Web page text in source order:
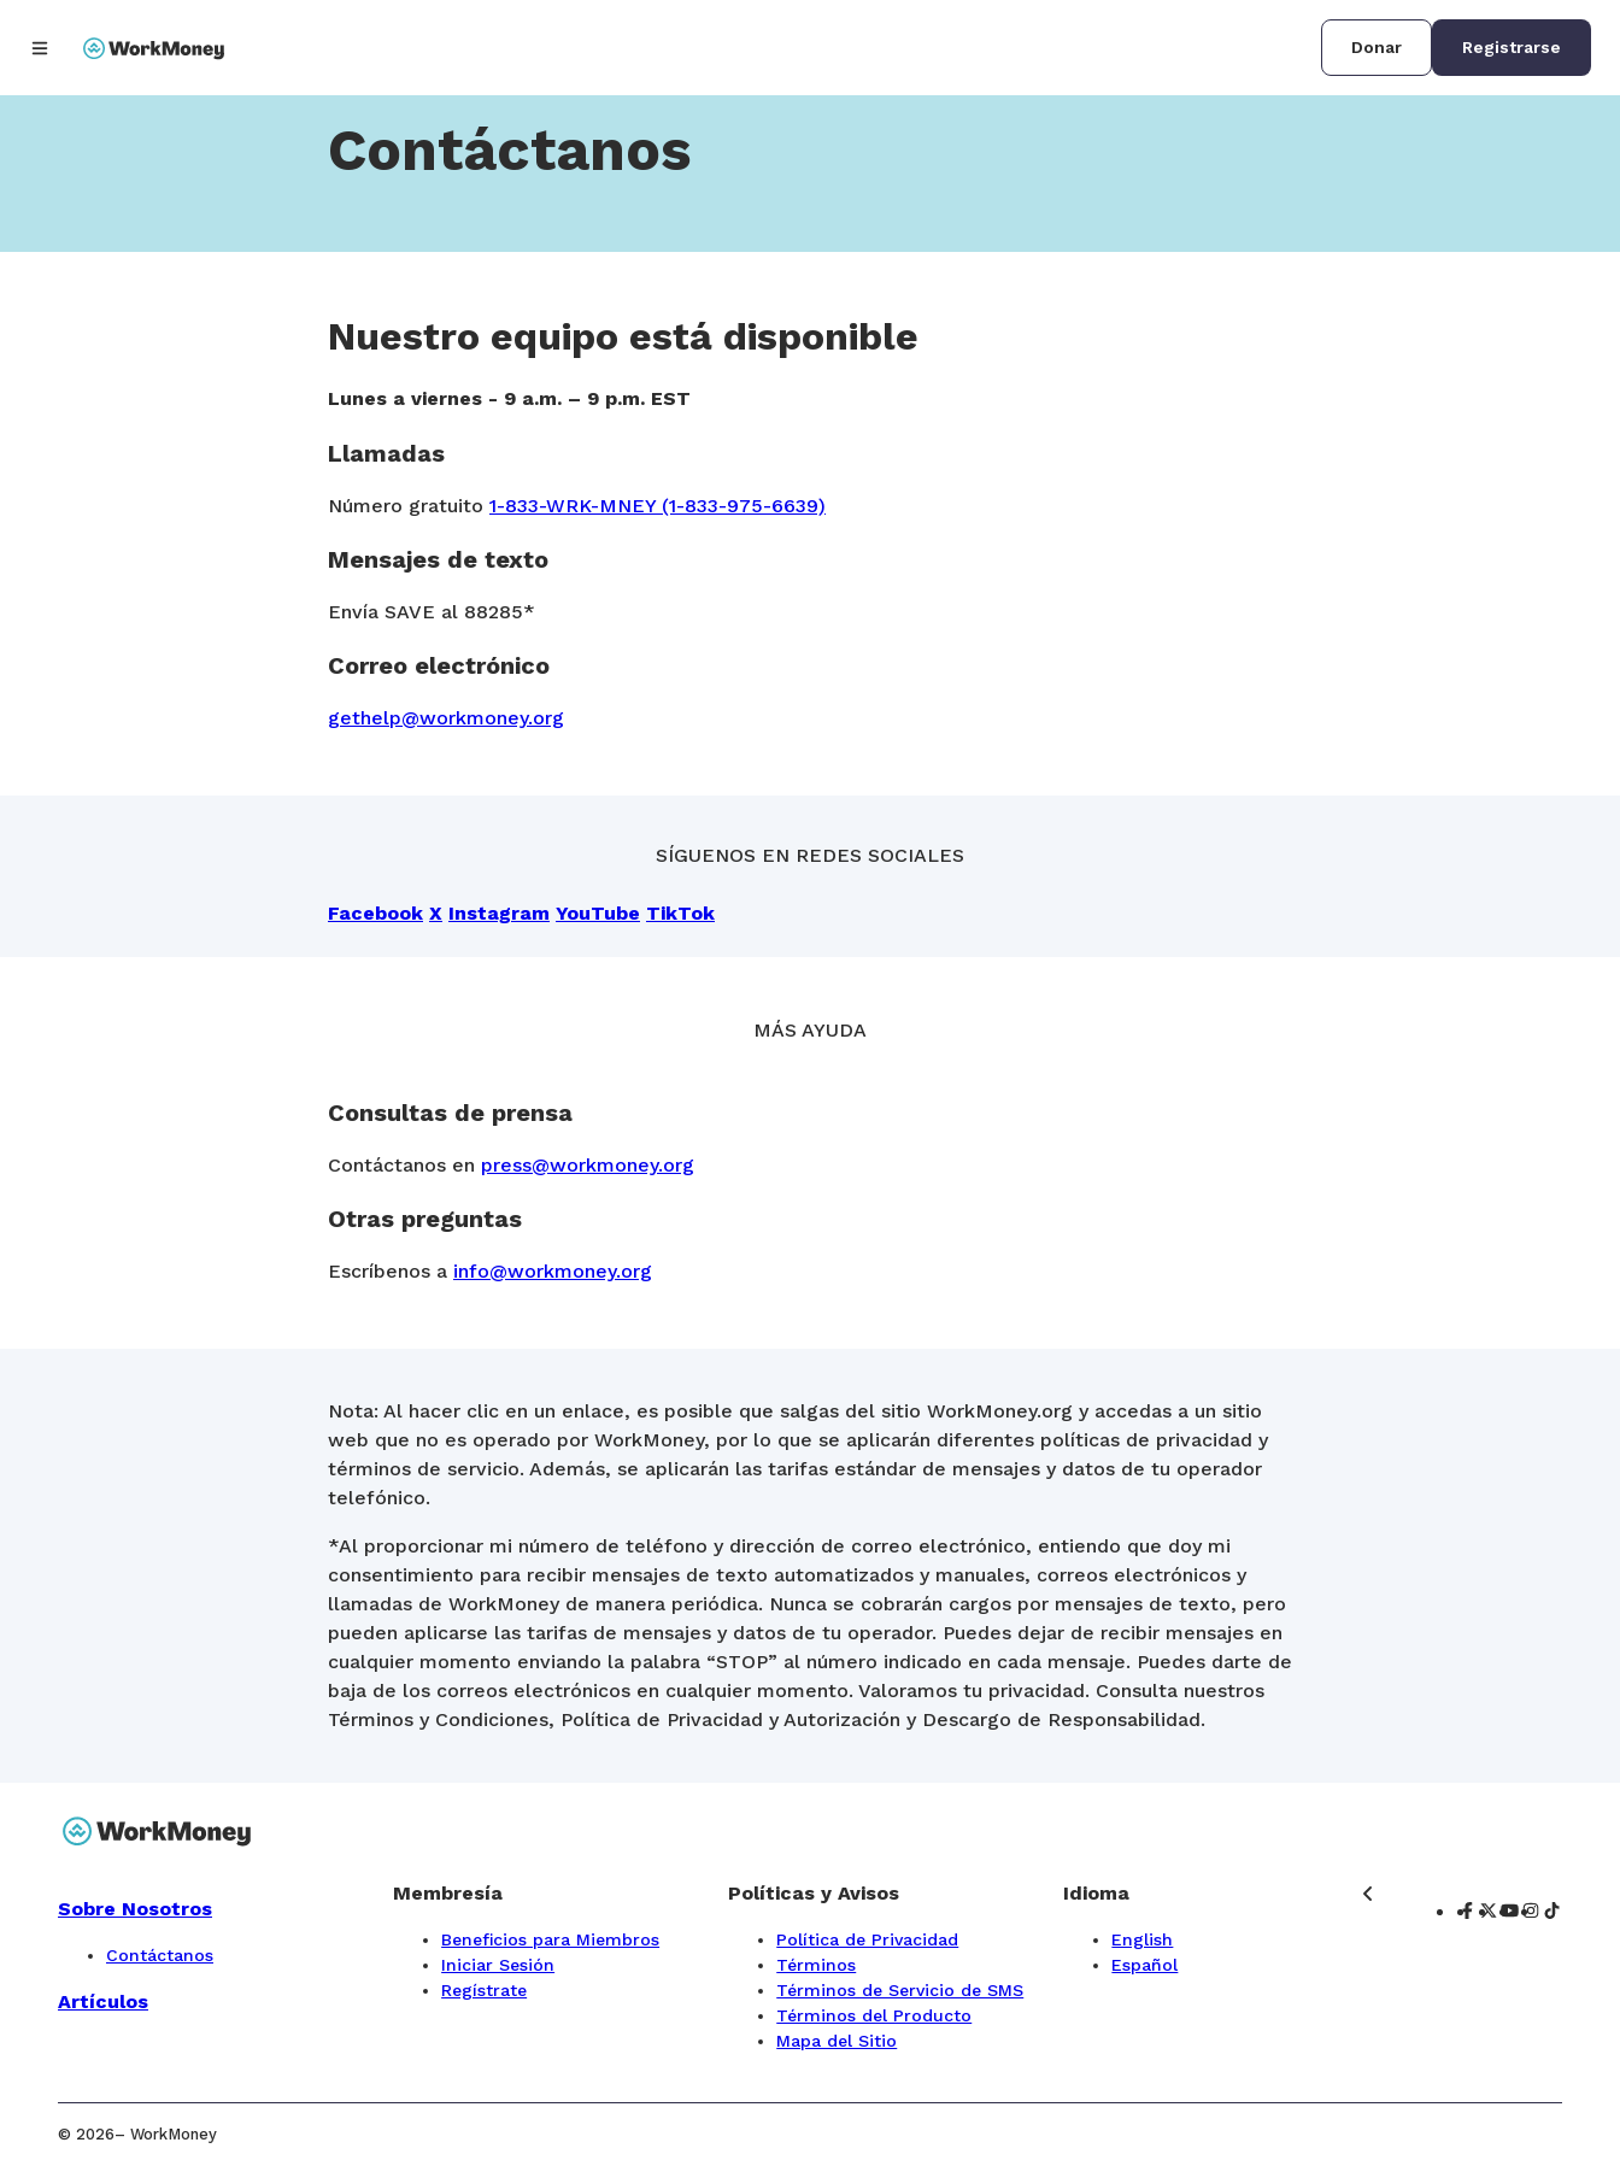
principal Donar Registrarse
Contáctanos
Nuestro equipo está disponible
Lunes a viernes - 9 a.m. – 9 p.m. EST
Llamadas
Número gratuito 1-833-WRK-MNEY (1-833-975-6639)
Mensajes de texto
Envía SAVE al 88285*
Correo electrónico
gethelp@workmoney.org
SÍGUENOS EN REDES SOCIALES
Facebook X Instagram YouTube TikTok
MÁS AYUDA
Consultas de prensa
Contáctanos en press@workmoney.org
Otras preguntas
Escríbenos a info@workmoney.org
Nota: Al hacer clic en un enlace, es posible que salgas del sitio WorkMoney.org y accedas a un sitio
web que no es operado por WorkMoney, por lo que se aplicarán diferentes políticas de privacidad y
términos de servicio. Además, se aplicarán las tarifas estándar de mensajes y datos de tu operador
telefónico.
*Al proporcionar mi número de teléfono y dirección de correo electrónico, entiendo que doy mi
consentimiento para recibir mensajes de texto automatizados y manuales, correos electrónicos y
llamadas de WorkMoney de manera periódica. Nunca se cobrarán cargos por mensajes de texto, pero
pueden aplicarse las tarifas de mensajes y datos de tu operador. Puedes dejar de recibir mensajes en
cualquier momento enviando la palabra “STOP” al número indicado en cada mensaje. Puedes darte de
baja de los correos electrónicos en cualquier momento. Valoramos tu privacidad. Consulta nuestros
Términos y Condiciones, Política de Privacidad y Autorización y Descargo de Responsabilidad.
Sobre Nosotros
Contáctanos
Artículos
Membresía
Beneficios para Miembros
Iniciar Sesión
Regístrate
Políticas y Avisos
Política de Privacidad
Términos
Términos de Servicio de SMS
Términos del Producto
Mapa del Sitio
Idioma
English
Español
© 2026– WorkMoney